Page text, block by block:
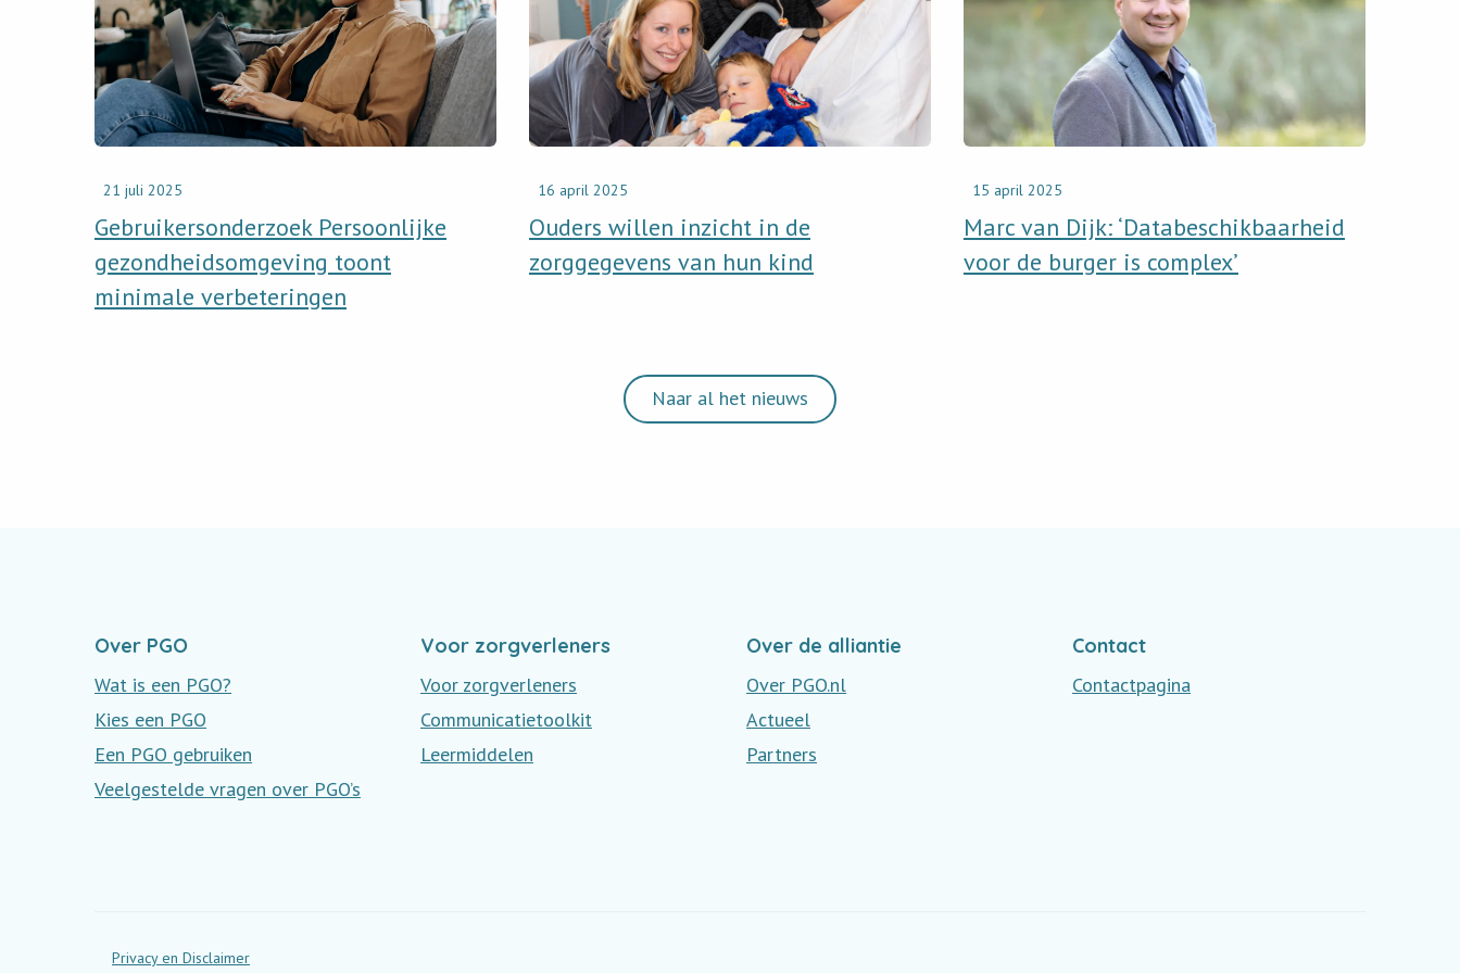
21 juli 2025
Gebruikersonderzoek Persoonlijke
gezondheidsomgeving toont
minimale verbeteringen
Persoonlijke
gezondheidsomgeving
toont
minimale
verbeteringen
16 april 2025
Ouders willen inzicht in de
zorggegevens van hun kind
inzicht
zorggegevens
van
15 april 2025
Marc van Dijk: ‘Databeschikbaarheid
voor de burger is complex’
Dijk:
‘Databeschikbaarheid
voor
burger
complex’
Naar al het nieuws
Over PGO
Wat is een PGO?
Kies een PGO
Een PGO gebruiken
Veelgestelde vragen over PGO’s
Voor zorgverleners
Voor zorgverleners
Communicatietoolkit
Leermiddelen
Over de alliantie
Over PGO.nl
Actueel
Partners
Contact
Contactpagina
Privacy en Disclaimer